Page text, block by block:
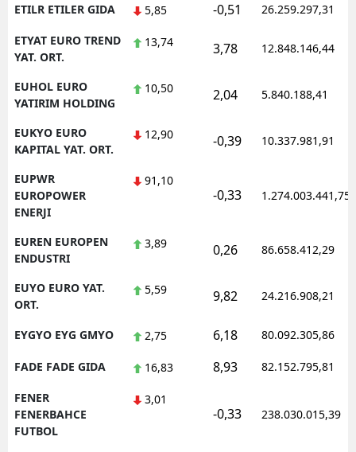
ETILR ETILER GIDA 5,85 -0,51 26.259.297,31
ETYAT EURO TREND
YAT. ORT.
13,74 3,78 12.848.146,44
EUHOL EURO
YATIRIM HOLDING
10,50 2,04 5.840.188,41
EUKYO EURO
KAPITAL YAT. ORT.
12,90 -0,39 10.337.981,91
EUPWR
EUROPOWER
ENERJI
91,10
-0,33 1.274.003.441,75
EUREN EUROPEN
ENDUSTRI
3,89 0,26 86.658.412,29
EUYO EURO YAT.
ORT.
5,59 9,82 24.216.908,21
EYGYO EYG GMYO 2,75 6,18 80.092.305,86
FADE FADE GIDA 16,83 8,93 82.152.795,81
FENER
FENERBAHCE
FUTBOL
3,01
-0,33 238.030.015,39